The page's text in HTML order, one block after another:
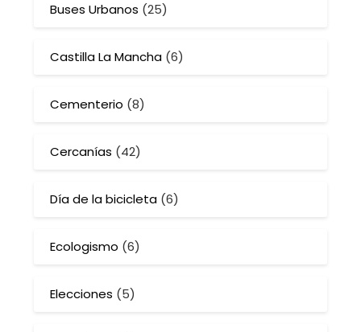
Buses Urbanos (25)
Castilla La Mancha (6)
Cementerio (8)
Cercanías (42)
Día de la bicicleta (6)
Ecologismo (6)
Elecciones (5)